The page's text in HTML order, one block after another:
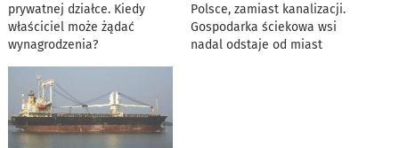
prywatnej działce. Kiedy
właściciel może żądać
wynagrodzenia?
Polsce, zamiast kanalizacji.
Gospodarka ściekowa wsi
nadal odstaje od miast